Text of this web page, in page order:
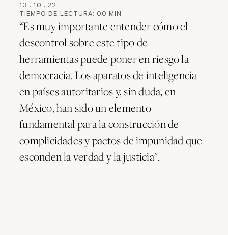
13 . 10 . 22
TIEMPO DE LECTURA: 00 MIN
“Es muy importante entender cómo el
descontrol sobre este tipo de
herramientas puede poner en riesgo la
democracia. Los aparatos de inteligencia
en países autoritarios y, sin duda, en
México, han sido un elemento
fundamental para la construcción de
complicidades y pactos de impunidad que
esconden la verdad y la justicia".